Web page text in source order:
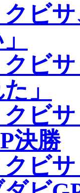
クビ
クビ
」
クビ
決勝
クビ